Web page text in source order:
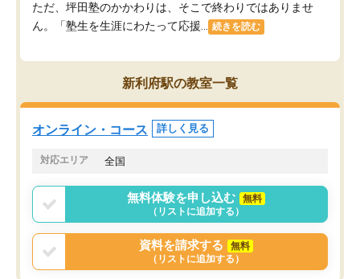
ただ、坪田塾のかかわりは、そこで終わりではありませ
ん。「塾生を生涯にわたって応援...
続きを読む
新利府駅の教室一覧
オンライン・コース 詳しく見る
対応エリア 全国
無料体験を申し込む
無料
（リストに追加する）
資料を請求する
無料
（リストに追加する）